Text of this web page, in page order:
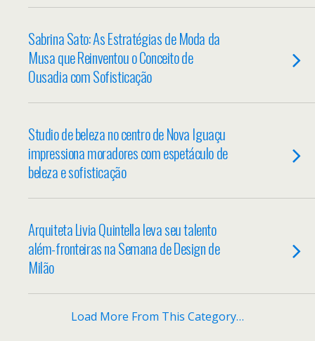
Sabrina Sato: As Estratégias de Moda da
Musa que Reinventou o Conceito de
Ousadia com Sofisticação
Studio de beleza no centro de Nova Iguaçu
impressiona moradores com espetáculo de
beleza e sofisticação
Arquiteta Livia Quintella leva seu talento
além-fronteiras na Semana de Design de
Milão
Load More From This Category…